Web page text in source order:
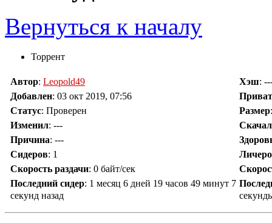
Вернуться к началу
Торрент
Автор: Leopold49 Хэш:
Добавлен: 03 окт 2019, 07:56
Статус: Проверен Размер
Изменил: ---
Причина: ---
Сидеров: 1
Скорость раздачи: 0 байт/сек
Последний сидер: 1 месяц 6 дней 19 часов 49 минут 7
секунд назад